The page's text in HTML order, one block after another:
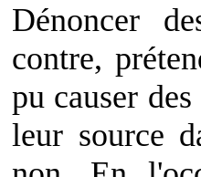
Dénoncer
contre,
pu causer
leur source